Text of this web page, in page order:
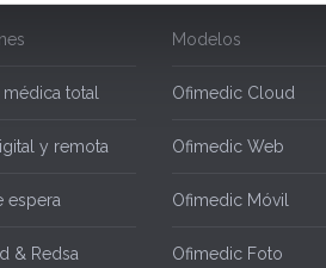
total
y remota
espera
& Redsa
Modelos
Ofimedic Cloud
Ofimedic Web
Ofimedic Móvil
Ofimedic Foto